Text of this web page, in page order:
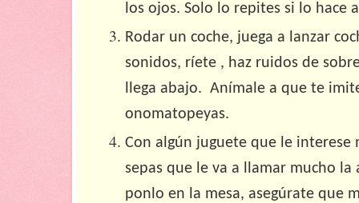
los ojos. Solo lo repites si lo hace
Rodar un coche, juega a lanzar
sonidos, ríete , haz ruidos de
llega abajo. Anímale a que te
onomatopeyas.
Con algún juguete que le
sepas que le va a llamar mucho
ponlo en la mesa, asegúrate que